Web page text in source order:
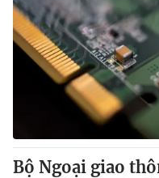
Bộ Ngoại giao